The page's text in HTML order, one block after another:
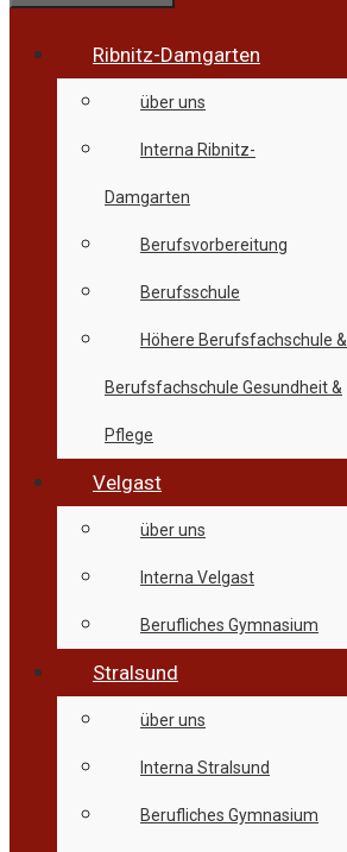
Ribnitz-Damgarten
über uns
Interna Ribnitz-
Damgarten
Berufsvorbereitung
Berufsschule
Höhere Berufsfachschule &
Berufsfachschule Gesundheit &
Pflege
Velgast
über uns
Interna Velgast
Berufliches Gymnasium
Stralsund
über uns
Interna Stralsund
Berufliches Gymnasium